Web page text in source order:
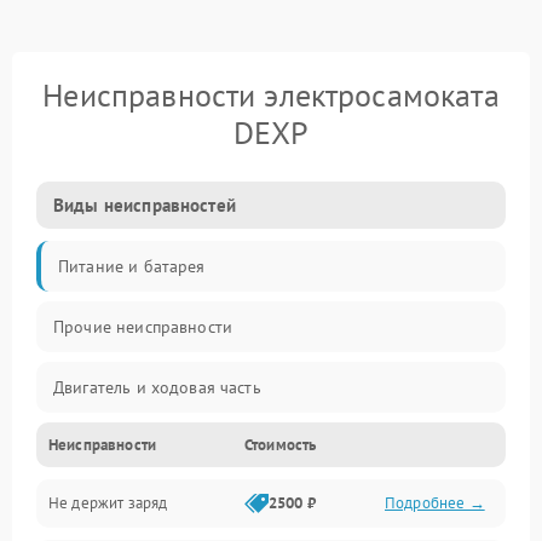
Неисправности электросамоката
DEXP
Виды неисправностей
Питание и батарея
Прочие неисправности
Двигатель и ходовая часть
Тормоза и безопасность
Подвеска и колеса
Неисправности Стоимость
Не держит заряд 2500 ₽ Подробнее →